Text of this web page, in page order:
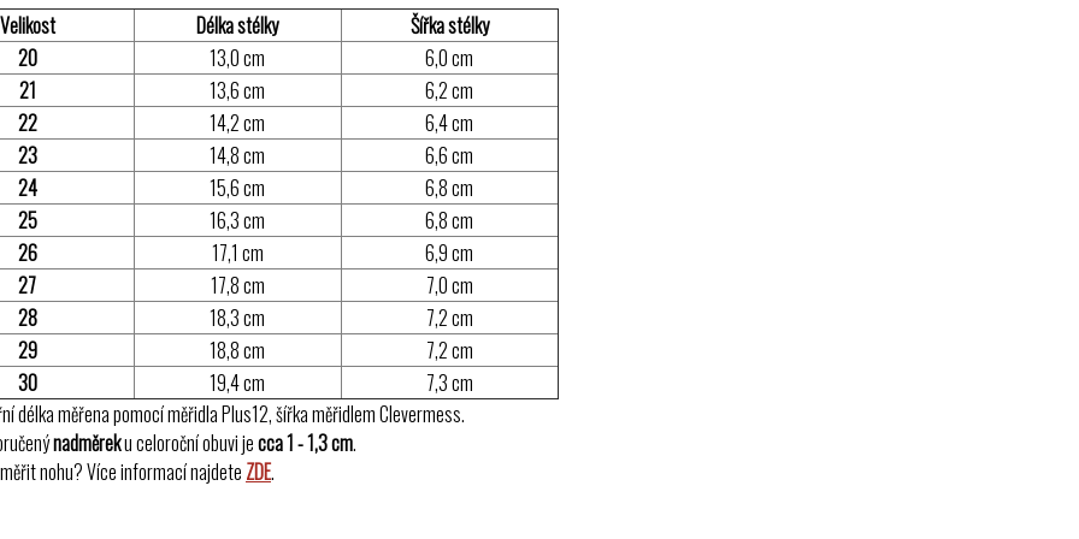
Velikost
Délka stélky
Šířka stélky
20
13,0 cm
6,0 cm
21
13,6 cm
6,2 cm
22
14,2 cm
6,4 cm
23
14,8 cm
6,6 cm
24
15,6 cm
6,8 cm
25
16,3 cm
6,8 cm
26
17,1 cm
6,9 cm
27
17,8 cm
7,0 cm
28
18,3 cm
7,2 cm
29
18,8 cm
7,2 cm
30
19,4 cm
7,3 cm
délka měřena pomocí měřidla Plus12, šířka měřidlem Clevermess.
nadměreku celoroční obuvi jecca 1 - 1,3 cm.
nohu? Více informací najdete ZDE.